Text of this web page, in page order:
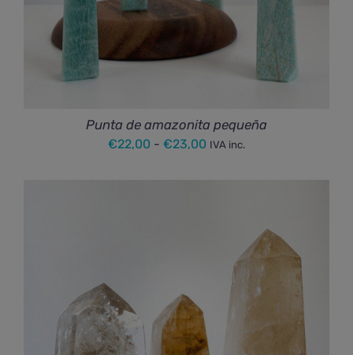
Punta de amazonita pequeña
€22,00 - €23,00 Rango
€23,00
IVA inc.